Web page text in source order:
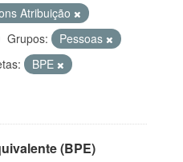
Atribuição
Grupos:
Pessoas
BPE
(BPE)